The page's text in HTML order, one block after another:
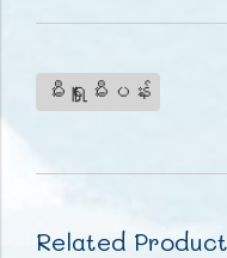
မီးရှူးမီးပန်း
Related Product